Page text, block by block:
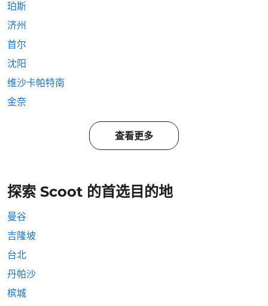
珀斯
济州
首尔
沈阳
维沙卡帕特南
金奈
查看更多
探索 Scoot 的首选目的地
曼谷
吉隆坡
台北
丹帕沙
槟城